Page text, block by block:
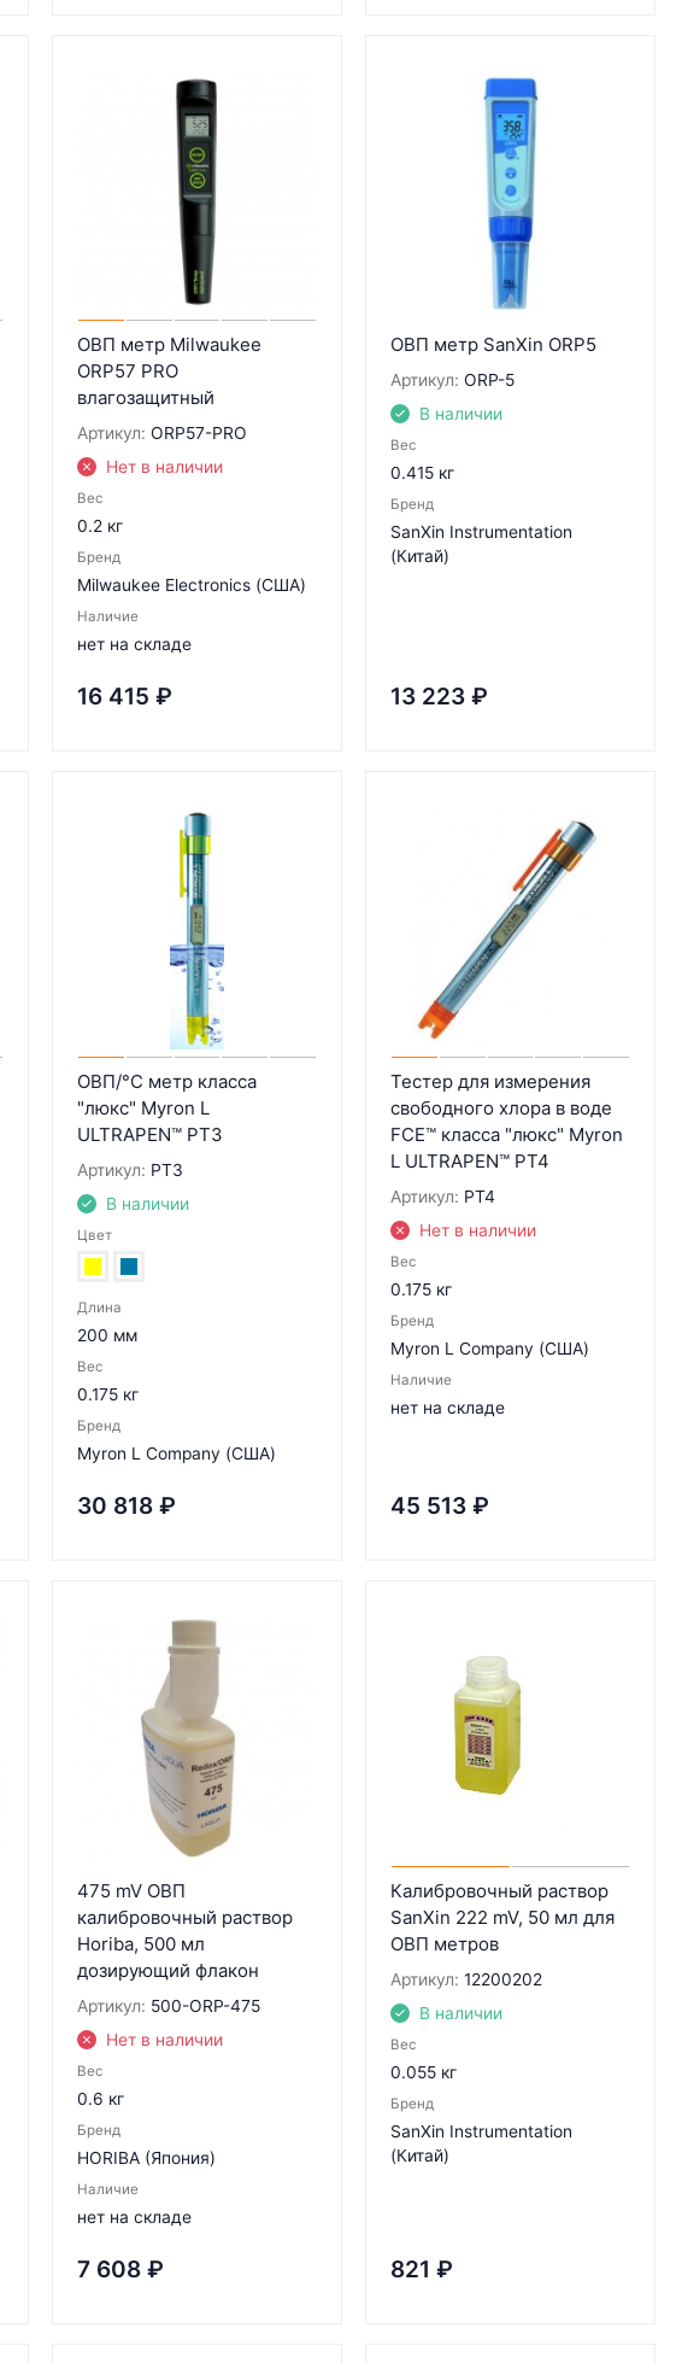
ОВП метр Milwaukee
ORP57 PRO
влагозащитный
Артикул: ORP57-PRO
Нет в наличии
Вес
0.2 кг
Бренд
Milwaukee Electronics (США)
Наличие
нет на складе
16 415 ₽
ОВП метр SanXin ORP5
Артикул: ORP-5
В наличии
Вес
0.415 кг
Бренд
SanXin Instrumentation
(Китай)
13 223 ₽
ОВП/°C метр класса
"люкс" Myron L
ULTRAPEN™ PT3
Артикул: PT3
В наличии
Цвет
Длина
200 мм
Вес
0.175 кг
Бренд
Myron L Company (США)
30 818 ₽
Тестер для измерения
свободного хлора в воде
FCE™ класса "люкс" Myron
L ULTRAPEN™ PT4
Артикул: PT4
Нет в наличии
Вес
0.175 кг
Бренд
Myron L Company (США)
Наличие
нет на складе
45 513 ₽
475 mV ОВП
калибровочный раствор
Horiba, 500 мл
дозирующий флакон
Артикул: 500-ORP-475
Нет в наличии
Вес
0.6 кг
Бренд
HORIBA (Япония)
Наличие
нет на складе
7 608 ₽
Калибровочный раствор
SanXin 222 mV, 50 мл для
ОВП метров
Артикул: 12200202
В наличии
Вес
0.055 кг
Бренд
SanXin Instrumentation
(Китай)
821 ₽